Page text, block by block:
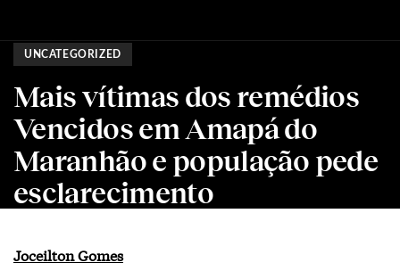
UNCATEGORIZED
Mais vítimas dos remédios
Vencidos em Amapá do
Maranhão e população pede
esclarecimento
Joceilton Gomes